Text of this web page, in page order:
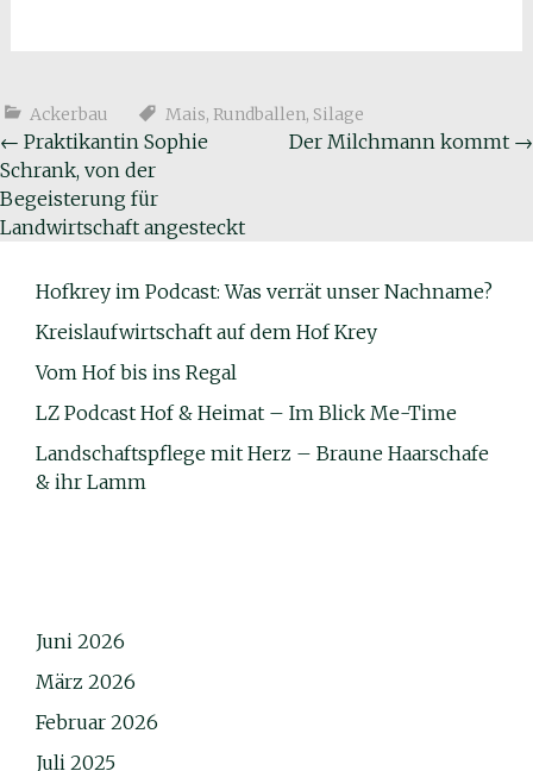
Ackerbau Mais, Rundballen, Silage
Beitragsnavigation
← Praktikantin Sophie
Schrank, von der
Begeisterung für
Landwirtschaft angesteckt
Der Milchmann kommt →
Hofkrey im Podcast: Was verrät unser Nachname?
Kreislaufwirtschaft auf dem Hof Krey
Vom Hof bis ins Regal
LZ Podcast Hof & Heimat – Im Blick Me-Time
Landschaftspflege mit Herz – Braune Haarschafe
& ihr Lamm
Juni 2026
März 2026
Februar 2026
Juli 2025